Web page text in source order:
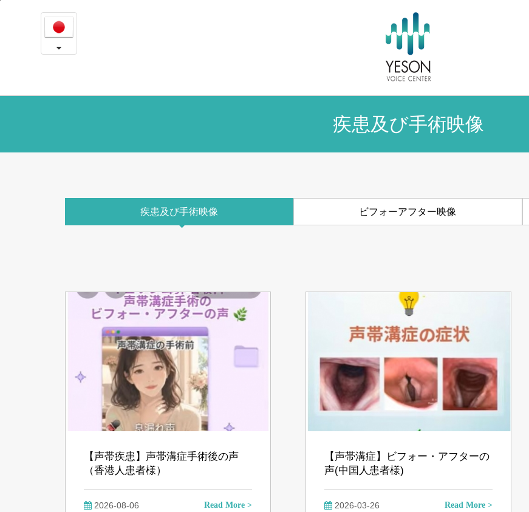
ォ
疾患及び手術映像
疾患及び手術映像 ビフォーアフター映像
【声帯疾患】声帯溝症手術後の声
（香港人患者様）
2026-08-06 Read More >
【声帯溝症】ビフォー・アフターの
声(中国人患者様)
2026-03-26 Read More >